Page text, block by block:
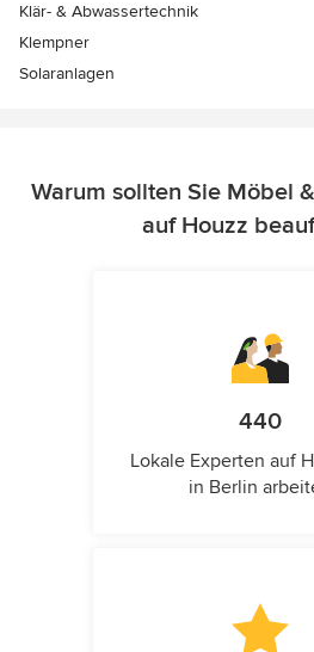
Klär- & Abwassertechnik
Klempner
Solaranlagen
Warum sollten Sie Möbel
auf Houzz
440
Lokale Experten auf
in Berlin